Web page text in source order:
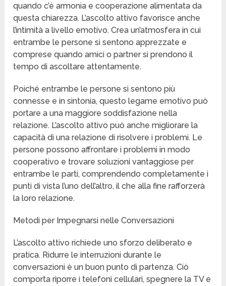
quando c’è armonia e cooperazione alimentata da
questa chiarezza. L’ascolto attivo favorisce anche
l’intimità a livello emotivo. Crea un’atmosfera in cui
entrambe le persone si sentono apprezzate e
comprese quando amici o partner si prendono il
tempo di ascoltare attentamente.
Poiché entrambe le persone si sentono più
connesse e in sintonia, questo legame emotivo può
portare a una maggiore soddisfazione nella
relazione. L’ascolto attivo può anche migliorare la
capacità di una relazione di risolvere i problemi. Le
persone possono affrontare i problemi in modo
cooperativo e trovare soluzioni vantaggiose per
entrambe le parti, comprendendo completamente i
punti di vista l’uno dell’altro, il che alla fine rafforzerà
la loro relazione.
Metodi per Impegnarsi nelle Conversazioni
L’ascolto attivo richiede uno sforzo deliberato e
pratica. Ridurre le interruzioni durante le
conversazioni è un buon punto di partenza. Ciò
comporta riporre i telefoni cellulari, spegnere la TV e